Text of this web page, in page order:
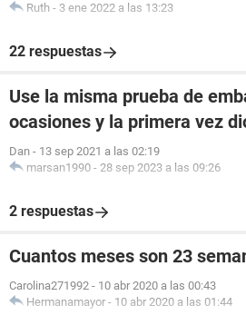
Ruth - 3 ene 2022 a las 13:23
22 respuestas
Use la misma prueba de
ocasiones y la primera vez
Dan - 13 sep 2021 a las 02:19
marsan1990 - 28 sep 2023 a las 09:26
2 respuestas
Cuantos meses son 23
Carolina271992 - 10 abr 2020 a las 00:43
Hermanamayor - 10 abr 2020 a las 01:44